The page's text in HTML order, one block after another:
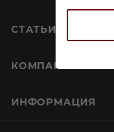
СТАТЬИ
КОМПАНИЯ
ИНФОРМАЦИЯ